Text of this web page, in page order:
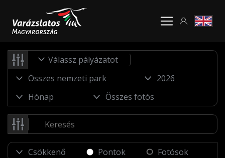
Válassz pályázatot
Pontok Fotósok